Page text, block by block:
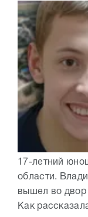
17-летний
области.
вышел во двор
Как